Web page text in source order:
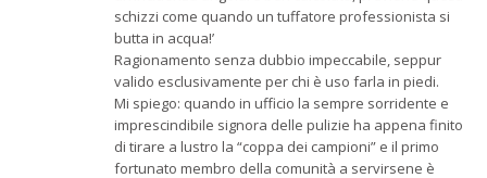
schizzi come quando un tuffatore professionista si
butta in acqua!’
Ragionamento senza dubbio impeccabile, seppur
valido esclusivamente per chi è uso farla in piedi.
Mi spiego: quando in ufficio la sempre sorridente e
imprescindibile signora delle pulizie ha appena finito
di tirare a lustro la “coppa dei campioni” e il primo
fortunato membro della comunità a servirsene è